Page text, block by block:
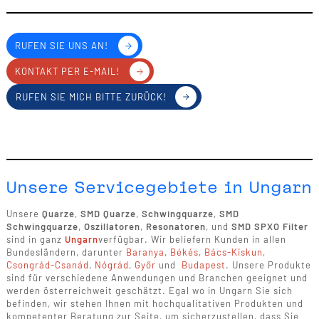
RUFEN SIE UNS AN!
KONTAKT PER E-MAIL!
RUFEN SIE MICH BITTE ZURÜCK!
Unsere Servicegebiete in Ungarn
Unsere Quarze, SMD Quarze, Schwingquarze, SMD
Schwingquarze, Oszillatoren, Resonatoren, und SMD SPXO Filter
sind in ganz Ungarnverfügbar. Wir beliefern Kunden in allen
Bundesländern, darunter Baranya, Békés, Bács-Kiskun,
Csongrád-Csanád, Nógrád, Győr und Budapest. Unsere Produkte
sind für verschiedene Anwendungen und Branchen geeignet und
werden österreichweit geschätzt. Egal wo in Ungarn Sie sich
befinden, wir stehen Ihnen mit hochqualitativen Produkten und
kompetenter Beratung zur Seite, um sicherzustellen, dass Sie